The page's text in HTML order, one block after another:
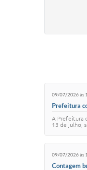
09/07/2026 às
Prefeitura
A Prefeitura
13 de julho,
09/07/2026 às
Contagem